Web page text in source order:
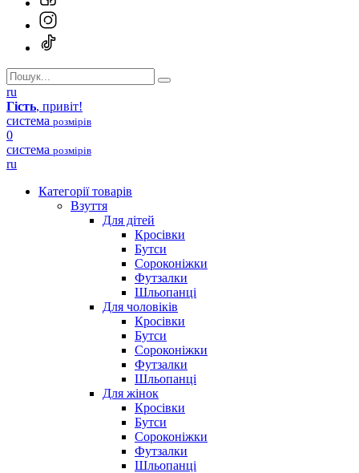
ru
Гість, привіт!
система розмірів
0
система розмірів
ru
Категорії товарів
Взуття
Для дітей
Кросівки
Бутси
Сороконіжки
Футзалки
Шльопанці
Для чоловіків
Кросівки
Бутси
Сороконіжки
Футзалки
Шльопанці
Для жінок
Кросівки
Бутси
Сороконіжки
Футзалки
Шльопанці